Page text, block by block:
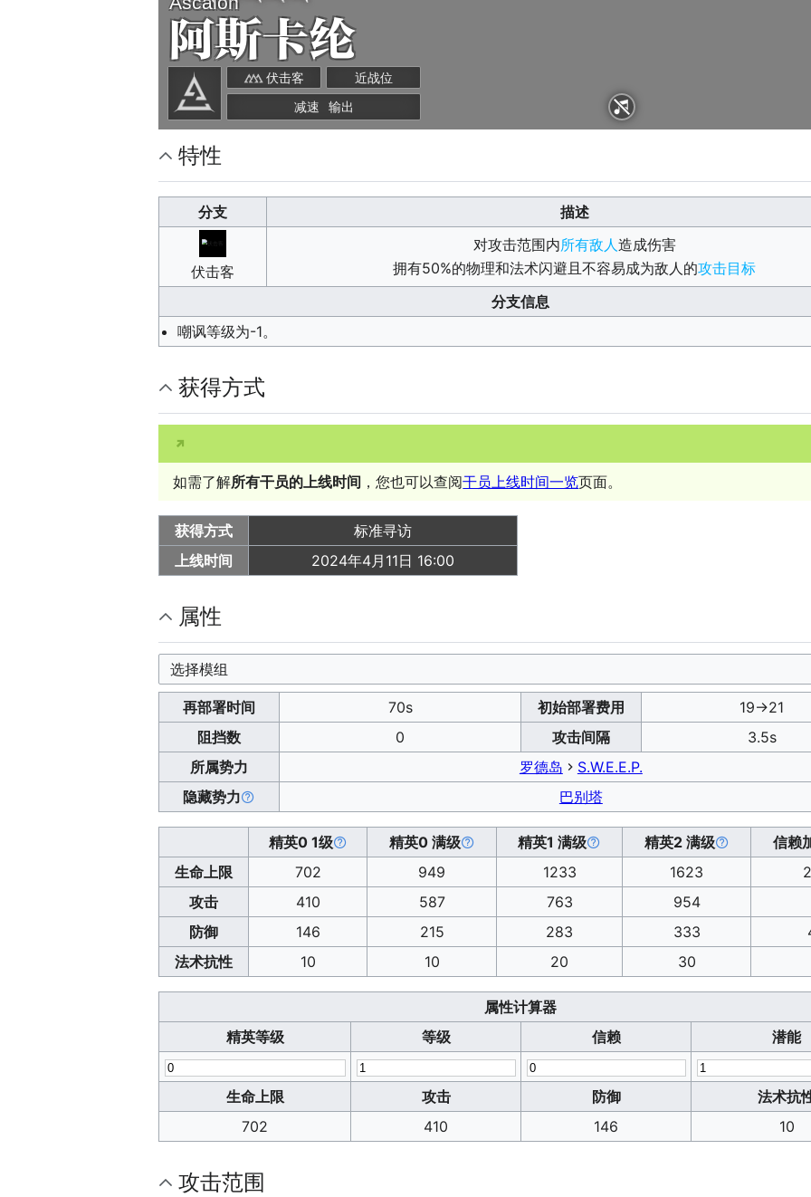
伏击客
近战位
减速
输出
阿斯卡纶
中文-普通话
英文 Ali Hillis
李瑟琳娜
动作切换
特性
分支 描述
伏击客
对攻击范围内所有敌人造成伤害
拥有50%的物理和法术闪避且不容易成为敌人的攻击目标
分支信息
嘲讽等级为-1。
获得方式
如需了解所有干员的上线时间 ，您也可以查阅干员上线时间一览页面。
获得方式
标准寻访
上线时间
2024年4月11日 16:00
属性
选择模组
再部署时间 70s 初始部署费用
19→21
阻挡数
0 攻击间隔
3.5s
所属势力
罗德岛
S.W.E.E.P.
隐藏势力
巴别塔
精英0 1级 精英0 满级 精英1 满级 精英2 满级
信赖
生命上限
702 949 1233 1623
攻击
410 587 763
954
防御
146 215 283 333
法术抗性
10 10 20 30
属性计算器
精英等级
等级 信赖 潜能
生命上限 攻击 防御
法术抗
702
410 146 10
攻击范围